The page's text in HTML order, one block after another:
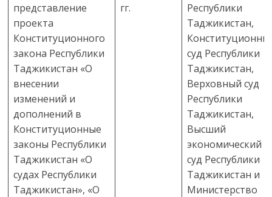
представление
проекта
Конституционного
закона Республики
Таджикистан «О
внесении
изменений и
дополнений в
Конституционные
законы Республики
Таджикистан «О
судах Республики
Таджикистан», «О
гг.
Республики
Таджикистан,
суд Республики
Таджикистан,
Верховный суд
Республики
Таджикистан,
Высший
экономический
суд Республики
Таджикистан и
Министерство